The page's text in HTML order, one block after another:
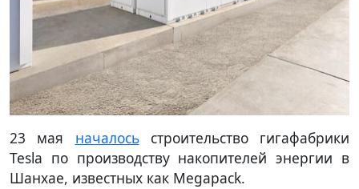
23 мая началосьстроительство гигафабрики
Tesla по производству накопителей энергии в
Шанхае, известных как Megapack.